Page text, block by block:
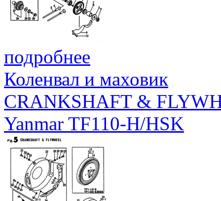
подробнее
Коленвал и маховик
CRANKSHAFT &
Yanmar TF110-H/HSK